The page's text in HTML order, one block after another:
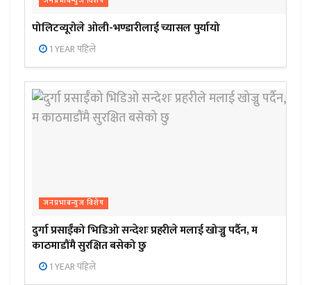
पोलिटव्यूरोले ओली-भण्डारीलाई च्यासल पुर्यायो
1 YEAR पहिले
जनप्रभाबन्युज विशेष
दुर्गा प्रसाईँको भिडिओ सन्देशः प्रहरीले मलाई खोज्नु पर्दैन, म
काठमाडौंमै सुरक्षित बसेको छु
1 YEAR पहिले